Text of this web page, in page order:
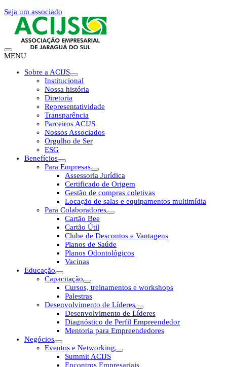
Seja um associado
MENU
Sobre a ACIJS
Institucional
Nossa história
Diretoria
Representatividade
Transparência
Parceiros ACIJS
Nossos Associados
Orgulho de Ser
ESG
Benefícios
Para Empresas
Assessoria Jurídica
Certificado de Origem
Gestão de compras coletivas
Locação de salas e equipamentos multimídia
Para Colaboradores
Cartão Bee
Cartão Útil
Clube de Descontos e Vantagens
Planos de Saúde
Planos Odontológicos
Vacinas
Educação
Capacitação
Cursos, treinamentos e workshops
Palestras
Desenvolvimento de Líderes
Desenvolvimento de Líderes
Diagnóstico de Perfil Empreendedor
Mentoria para Empreendedores
Negócios
Eventos e Networking
Summit ACIJS
Encontros Empresariais